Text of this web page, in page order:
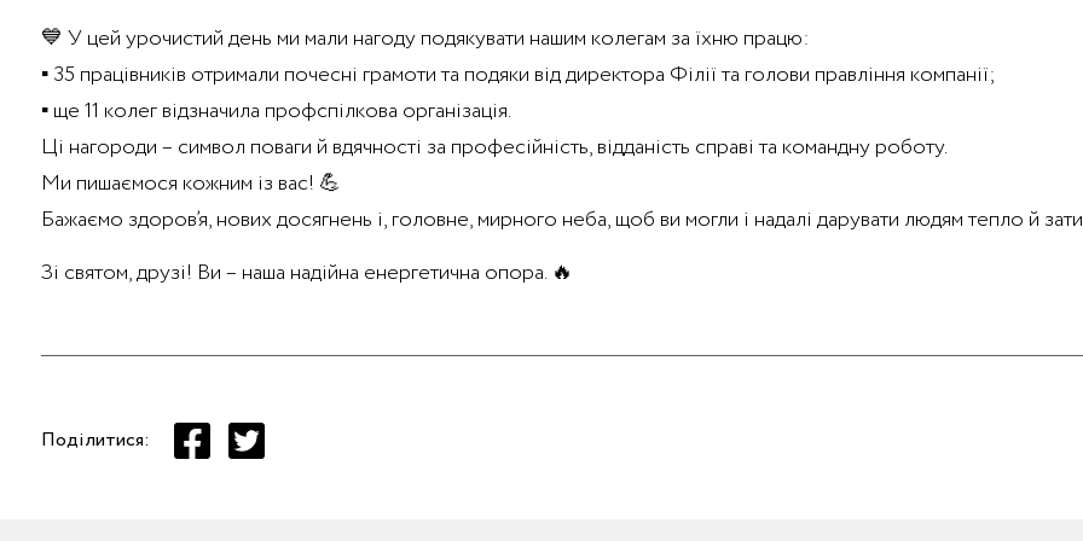
💙 У цей урочистий день ми мали нагоду подякувати нашим колегам за їхню працю:
▪️ 35 працівників отримали почесні грамоти та подяки від директора Філії та голови правління компанії;
▪️ ще 11 колег відзначила профспілкова організація.
Ці нагороди – символ поваги й вдячності за професійність, відданість справі та командну роботу.
Ми пишаємося кожним із вас! 💪
Бажаємо здоров’я, нових досягнень і, головне, мирного неба, щоб ви могли і надалі дарувати людям тепло й
Зі святом, друзі! Ви – наша надійна енергетична опора. 🔥
Поділитися: